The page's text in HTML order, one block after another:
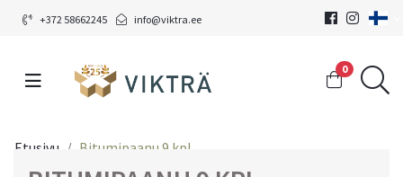
+372 58662245 info@viktra.ee
0
Etusivu Bitumipaanu 9 kpl